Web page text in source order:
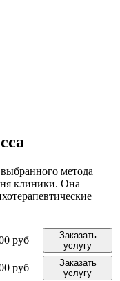
метода
клиники. Она
руб
Заказать
услугу
руб
Заказать
услугу